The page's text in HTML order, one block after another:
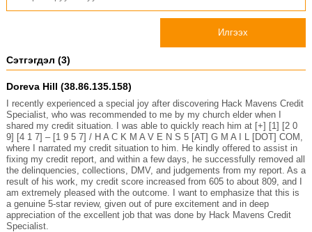
Илгээх
Сэтгэгдэл (3)
Doreva Hill (38.86.135.158)
I recently experienced a special joy after discovering Hack Mavens Credit
Specialist, who was recommended to me by my church elder when I
shared my credit situation. I was able to quickly reach him at [+] [1] [2 0
9] [4 1 7] – [1 9 5 7] / H A C K M A V E N S 5 [AT] G M A I L [DOT] COM,
where I narrated my credit situation to him. He kindly offered to assist in
fixing my credit report, and within a few days, he successfully removed all
the delinquencies, collections, DMV, and judgements from my report. As a
result of his work, my credit score increased from 605 to about 809, and I
am extremely pleased with the outcome. I want to emphasize that this is
a genuine 5-star review, given out of pure excitement and in deep
appreciation of the excellent job that was done by Hack Mavens Credit
Specialist.